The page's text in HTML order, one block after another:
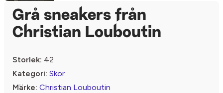
Grå sneakers från
Christian Louboutin
Storlek: 42
Kategori: Skor
Märke: Christian Louboutin